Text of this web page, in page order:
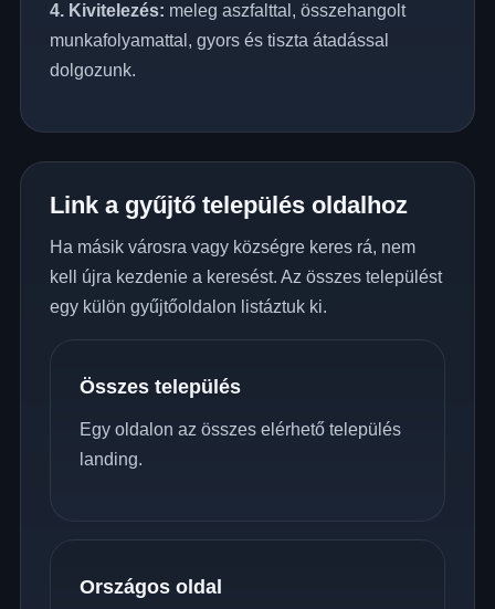
4. Kivitelezés: meleg aszfalttal, összehangolt
munkafolyamattal, gyors és tiszta átadással
dolgozunk.
Link a gyűjtő település oldalhoz
Ha másik városra vagy községre keres rá, nem
kell újra kezdenie a keresést. Az összes települést
egy külön gyűjtőoldalon listáztuk ki.
Összes település
Egy oldalon az összes elérhető település
landing.
Országos oldal